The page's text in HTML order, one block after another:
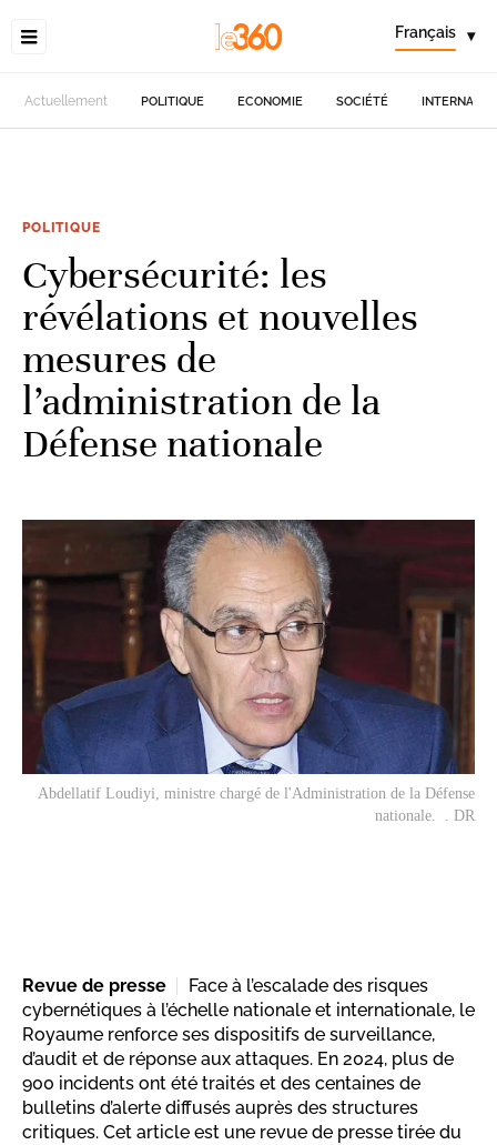
Français ▾
Actuellement POLITIQUE ECONOMIE SOCIÉTÉ
POLITIQUE
Cybersécurité: les
révélations et nouvelles
mesures de
l’administration de la
Défense nationale
Abdellatif Loudiyi, ministre chargé de l'Administration de la Défense
nationale. . DR
Revue de presse
Face à l’escalade des risques
cybernétiques à l’échelle nationale et internationale, le
Royaume renforce ses dispositifs de surveillance,
d’audit et de réponse aux attaques. En 2024, plus de
900 incidents ont été traités et des centaines de
bulletins d’alerte diffusés auprès des structures
critiques. Cet article est une revue de presse tirée du